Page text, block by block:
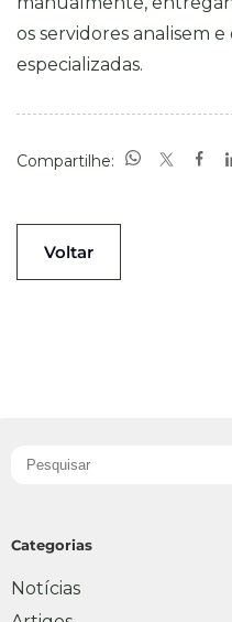
os servidores analisem
especializadas.
Compartilhe:
Voltar
Categorias
Notícias